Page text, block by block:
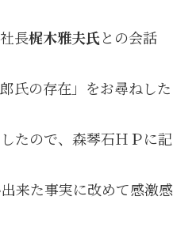
長梶木雅夫氏との会話
氏の存在」をお尋ねした
たので、森琴石ＨＰに記
来た事実に改めて感激感